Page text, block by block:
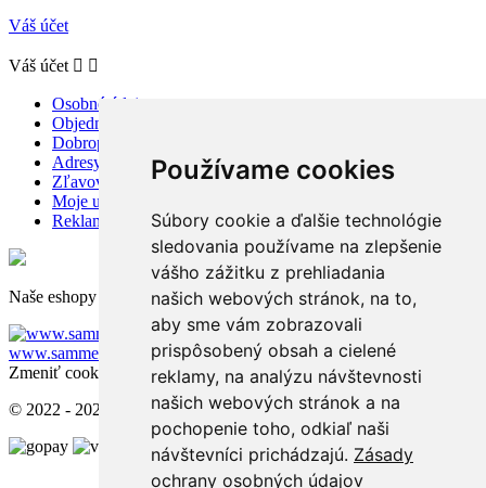
Používame cookies
Súbory cookie a ďalšie technológie
sledovania používame na zlepšenie
vášho zážitku z prehliadania
našich webových stránok, na to,
aby sme vám zobrazovali
prispôsobený obsah a cielené
reklamy, na analýzu návštevnosti
našich webových stránok a na
pochopenie toho, odkiaľ naši
návštevníci prichádzajú. Zásady
ochrany osobných údajov
Váš účet
Váš účet  
Osobné údaje
Objednávky
Dobropisy
Adresy
Zľavové kupóny
Moje upozornenia
Reklamácie a odstúpenie od zmluvy
Naše eshopy pre zahraničie:
www.sammer.cz
www.sammer.ro
www.sammer.hu
Zmeniť cookies nastavenia
© 2022 - 2026 - Sammer.sk